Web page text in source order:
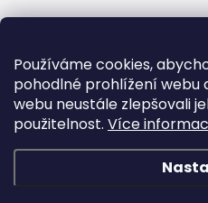
Používáme cookies,
pohodlné prohlížení webu
webu neustále zlepšovali
použitelnost. Více